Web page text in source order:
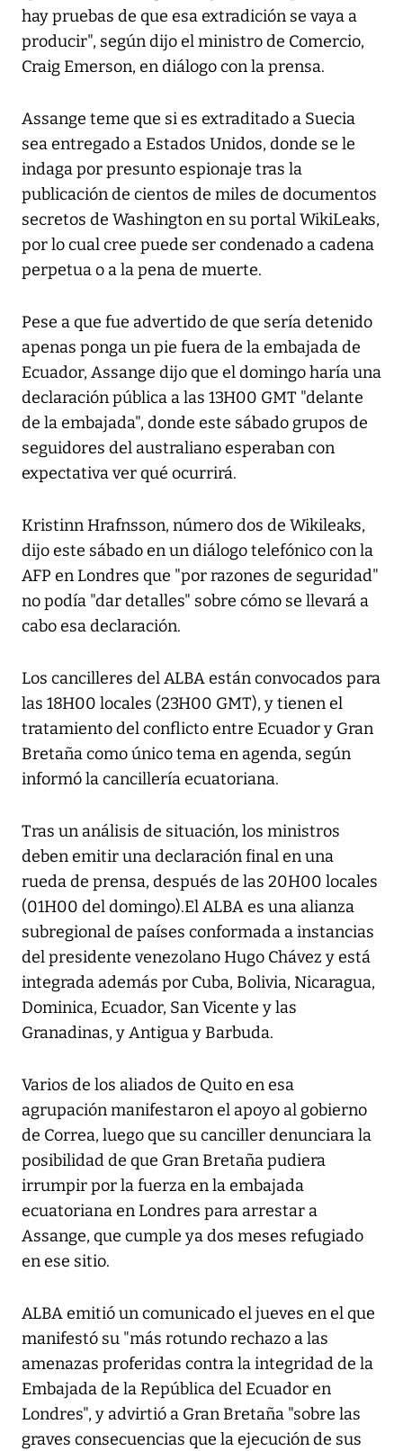
hay pruebas de que esa extradición se vaya a
producir", según dijo el ministro de Comercio,
Craig Emerson, en diálogo con la prensa.
Assange teme que si es extraditado a Suecia
sea entregado a Estados Unidos, donde se le
indaga por presunto espionaje tras la
publicación de cientos de miles de documentos
secretos de Washington en su portal WikiLeaks,
por lo cual cree puede ser condenado a cadena
perpetua o a la pena de muerte.
Pese a que fue advertido de que sería detenido
apenas ponga un pie fuera de la embajada de
Ecuador, Assange dijo que el domingo haría una
declaración pública a las 13H00 GMT "delante
de la embajada", donde este sábado grupos de
seguidores del australiano esperaban con
expectativa ver qué ocurrirá.
Kristinn Hrafnsson, número dos de Wikileaks,
dijo este sábado en un diálogo telefónico con la
AFP en Londres que "por razones de seguridad"
no podía "dar detalles" sobre cómo se llevará a
cabo esa declaración.
Los cancilleres del ALBA están convocados para
las 18H00 locales (23H00 GMT), y tienen el
tratamiento del conflicto entre Ecuador y Gran
Bretaña como único tema en agenda, según
informó la cancillería ecuatoriana.
Tras un análisis de situación, los ministros
deben emitir una declaración final en una
rueda de prensa, después de las 20H00 locales
(01H00 del domingo).El ALBA es una alianza
subregional de países conformada a instancias
del presidente venezolano Hugo Chávez y está
integrada además por Cuba, Bolivia, Nicaragua,
Dominica, Ecuador, San Vicente y las
Granadinas, y Antigua y Barbuda.
Varios de los aliados de Quito en esa
agrupación manifestaron el apoyo al gobierno
de Correa, luego que su canciller denunciara la
posibilidad de que Gran Bretaña pudiera
irrumpir por la fuerza en la embajada
ecuatoriana en Londres para arrestar a
Assange, que cumple ya dos meses refugiado
en ese sitio.
ALBA emitió un comunicado el jueves en el que
manifestó su "más rotundo rechazo a las
amenazas proferidas contra la integridad de la
Embajada de la República del Ecuador en
Londres", y advirtió a Gran Bretaña "sobre las
graves consecuencias que la ejecución de sus